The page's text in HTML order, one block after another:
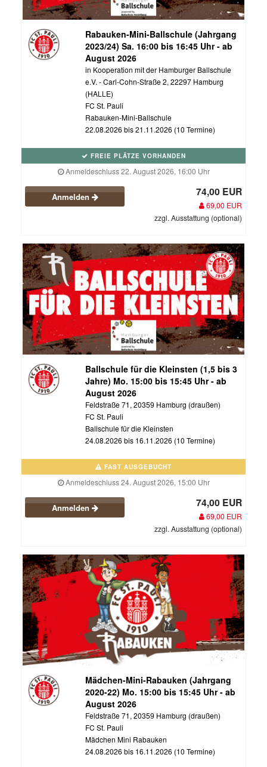
Rabauken-Mini-Ballschule (Jahrgang
2023/24) Sa. 16:00 bis 16:45 Uhr - ab
August 2026
in Kooperation mit der Hamburger Ballschule
e.V. - Carl-Cohn-Straße 2, 22297 Hamburg
(HALLE)
FC St. Pauli
Rabauken-Mini-Ballschule
22.08.2026 bis 21.11.2026 (10 Termine)
FREIE PLÄTZE VORHANDEN
Anmeldeschluss 22. August 2026, 16:00 Uhr
Anmelden 74,00 EUR
69,00 EUR
zzgl. Ausstattung (optional)
Ballschule für die Kleinsten (1,5 bis 3
Jahre) Mo. 15:00 bis 15:45 Uhr - ab
August 2026
Feldstraße 71, 20359 Hamburg (draußen)
FC St. Pauli
Ballschule für die Kleinsten
24.08.2026 bis 16.11.2026 (10 Termine)
FAST AUSGEBUCHT
Anmeldeschluss 24. August 2026, 15:00 Uhr
Anmelden 74,00 EUR
69,00 EUR
zzgl. Ausstattung (optional)
Mädchen-Mini-Rabauken (Jahrgang
2020-22) Mo. 15:00 bis 15:45 Uhr - ab
August 2026
Feldstraße 71, 20359 Hamburg (draußen)
FC St. Pauli
Mädchen Mini Rabauken
24.08.2026 bis 16.11.2026 (10 Termine)